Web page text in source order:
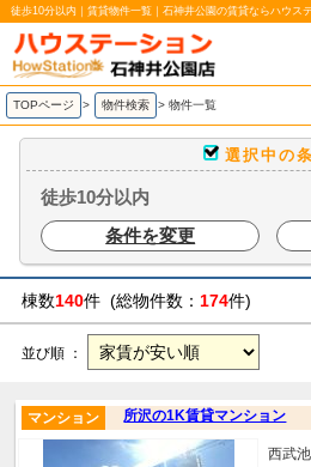
徒歩10分以内｜賃貸物件一覧｜石神井公園の賃貸ならハウス
TOPページ > 物件検索 > 物件一覧
選択中の
徒歩10分以内
条件を変更
棟数140件 (総物件数： 174件)
並び順 ：
所沢の1K賃貸マンション
マンション
西武